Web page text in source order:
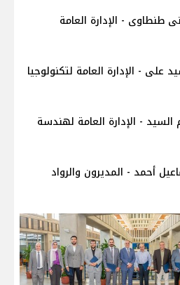
- الإدارة العامة
- الإدارة العامة لتكنولوجيا
- الإدارة العامة لهندسة
أحمد - المديرون والرواد